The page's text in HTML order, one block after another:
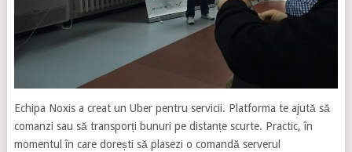
Echipa Noxis a creat un Uber pentru servicii. Platforma te ajută să
comanzi sau să transporți bunuri pe distanțe scurte. Practic, în
momentul în care dorești să plasezi o comandă serverul